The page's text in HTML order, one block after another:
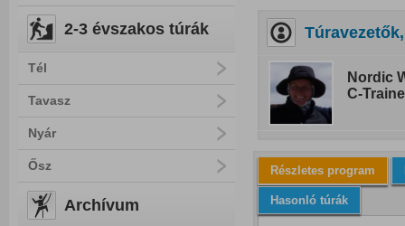
2-3 évszakos túrák
Tél
Tavasz
Nyár
Ősz
Archívum
Nordic
C-
Részletes program
Hasonló túrák